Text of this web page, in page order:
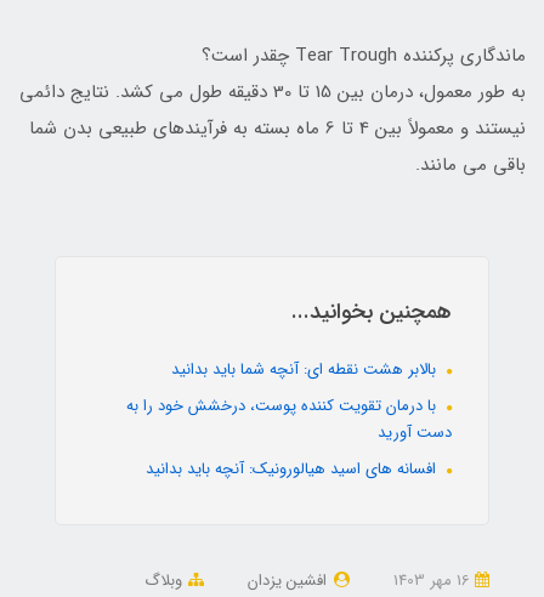
ماندگاری پرکننده Tear Trough چقدر است؟
به طور معمول، درمان بین 15 تا 30 دقیقه طول می کشد. نتایج دائمی
نیستند و معمولاً بین 4 تا 6 ماه بسته به فرآیندهای طبیعی بدن شما
باقی می مانند.
همچنین بخوانید...
بالابر هشت نقطه ای: آنچه شما باید بدانید
با درمان تقویت کننده پوست، درخشش خود را به
دست آورید
افسانه های اسید هیالورونیک: آنچه باید بدانید
افشین یزدان وبلاگ